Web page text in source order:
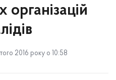
організацій
2016 року о 10:58